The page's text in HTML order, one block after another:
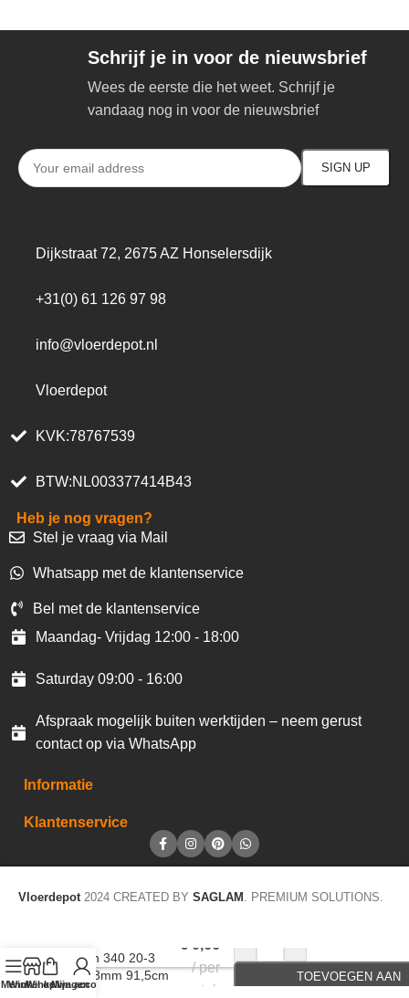
Schrijf je in voor de nieuwsbrief
Wees de eerste die het weet. Schrijf je
vandaag nog in voor de nieuwsbrief
Dijkstraat 72, 2675 AZ Honselersdijk
+31(0) 61 126 97 98
info@vloerdepot.nl
Vloerdepot
KVK:78767539
BTW:NL003377414B43
Heb je nog vragen?
Stel je vraag via Mail
Whatsapp met de klantenservice
Bel met de klantenservice
Maandag- Vrijdag 12:00 - 18:00
Saturday 09:00 - 16:00
Afspraak mogelijk buiten werktijden – neem gerust
contact op via WhatsApp
Informatie
Klantenservice
Vloerdepot 2024 CREATED BY SAGLAM . PREMIUM SOLUTIONS.
Menu
Winkel op
Winkelwagen
Mijn account
Design 340 20-3
silver 3mm 91,5cm
E203
€ 0,66
per
stuk
TOEVOEGEN AAN